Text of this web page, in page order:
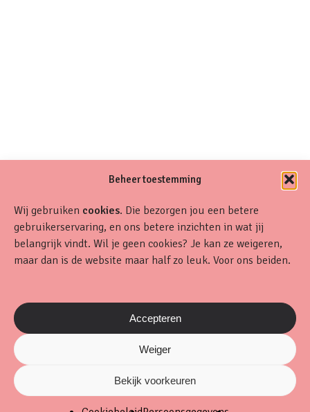
Beheer toestemming
Wij gebruiken cookies. Die bezorgen jou een betere
gebruikerservaring, en ons betere inzichten in wat jij
belangrijk vindt. Wil je geen cookies? Je kan ze weigeren,
maar dan is de website maar half zo leuk. Voor ons beiden.
Accepteren
Weiger
Bekijk voorkeuren